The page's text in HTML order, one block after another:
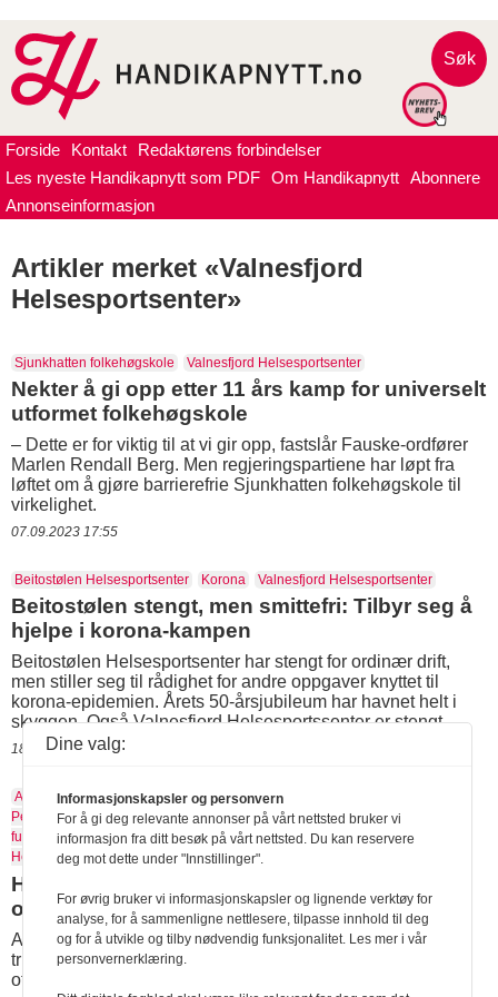
Søk
Forside Kontakt
Redaktørens forbindelser
Les nyeste Handikapnytt som PDF Om Handikapnytt Abonnere
Annonseinformasjon
Artikler merket «Valnesfjord
Helsesportsenter»
Sjunkhatten folkehøgskole Valnesfjord Helsesportsenter
Nekter å gi opp etter 11 års kamp for universelt
utformet folkehøgskole
– Dette er for viktig til at vi gir opp, fastslår Fauske-ordfører
Marlen Rendall Berg. Men regjeringspartiene har løpt fra
løftet om å gjøre barrierefrie Sjunkhatten folkehøgskole til
virkelighet.
07.09.2023 17:55
Beitostølen Helsesportsenter Korona Valnesfjord Helsesportsenter
Beitostølen stengt, men smittefri: Tilbyr seg å
hjelpe i korona-kampen
Beitostølen Helsesportsenter har stengt for ordinær drift,
men stiller seg til rådighet for andre oppgaver knyttet til
korona-epidemien. Årets 50-årsjubileum har havnet helt i
skyggen. Også Valnesfjord Helsesportssenter er stengt.
18.03.2020 12:32
Aktivitetshjelpemidler Fritid Funksjonshemmede
Pedersen
Nasjonal kompetansetjeneste for barn og ungdom med
funksjonsnedsettelser
Sitski Sport Svein Bergem
Valnesfjord
Helsesportsenter
Hjelpemidler som får folk til å føle seg sterke
og friske
Aktivitetshjelpemidler har stor betydning for både helse,
trivsel og selvbilde. Men blant fagfolk er kunnskapsnivået
ofte lavt, viser ny forskning.
Dine valg:
Informasjonskapsler og personvern
For å gi deg relevante annonser på vårt nettsted bruker vi
informasjon fra ditt besøk på vårt nettsted. Du kan reservere
deg mot dette under "Innstillinger".
For øvrig bruker vi informasjonskapsler og lignende verktøy for
analyse, for å sammenligne nettlesere, tilpasse innhold til deg
og for å utvikle og tilby nødvendig funksjonalitet. Les mer i vår
personvernerklæring.